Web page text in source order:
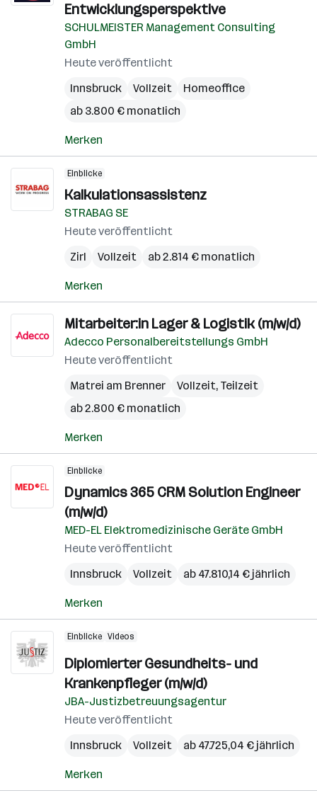
Entwicklungsperspektive
SCHULMEISTER Management Consulting
GmbH
Heute veröffentlicht
Innsbruck
Vollzeit
Homeoffice
ab 3.800 € monatlich
Merken
Einblicke
Kalkulationsassistenz
STRABAG SE
Heute veröffentlicht
Zirl
Vollzeit ab 2.814 € monatlich
Merken
Mitarbeiter:in Lager & Logistik (m/w/d)
Adecco Personalbereitstellungs GmbH
Heute veröffentlicht
Matrei am Brenner
Vollzeit, Teilzeit
ab 2.800 € monatlich
Merken
Einblicke
Dynamics 365 CRM Solution Engineer
(m/w/d)
MED-EL Elektromedizinische Geräte GmbH
Heute veröffentlicht
Innsbruck
Vollzeit ab 47.810,14 € jährlich
Merken
Einblicke Videos
Diplomierter Gesundheits- und
Krankenpfleger (m/w/d)
JBA-Justizbetreuungsagentur
Heute veröffentlicht
Innsbruck
Vollzeit ab 47.725,04 € jährlich
Merken